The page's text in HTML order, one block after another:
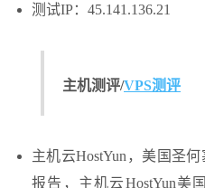
测试IP：45.141.136.21
主机测评/VPS测评
主机云HostYun，美国圣
报告，主机云HostYun美